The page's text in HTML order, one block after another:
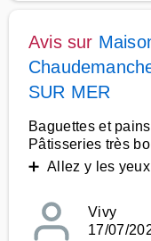
Avis sur
SUR MER
Baguettes et
Pâtisseries très
➕ Allez y les
Vivy
17/07/